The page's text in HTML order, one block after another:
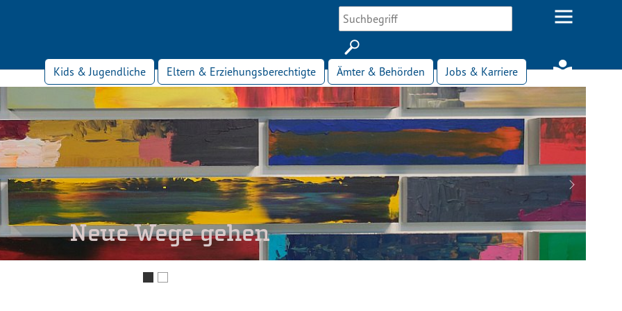
Kids & Jugendliche Eltern & Erziehungsberechtigte Ämter & Behörden Jobs & Karriere
Neue Wege gehen
Next